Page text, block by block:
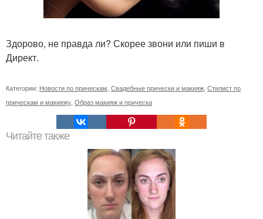
Здорово, не правда ли? Скорее звони или пиши в
Директ.
Категории: Новости по прическам Свадебные прически и макияж Стилист по
прическам и макияжу Образ макияж и прическа
Читайте также